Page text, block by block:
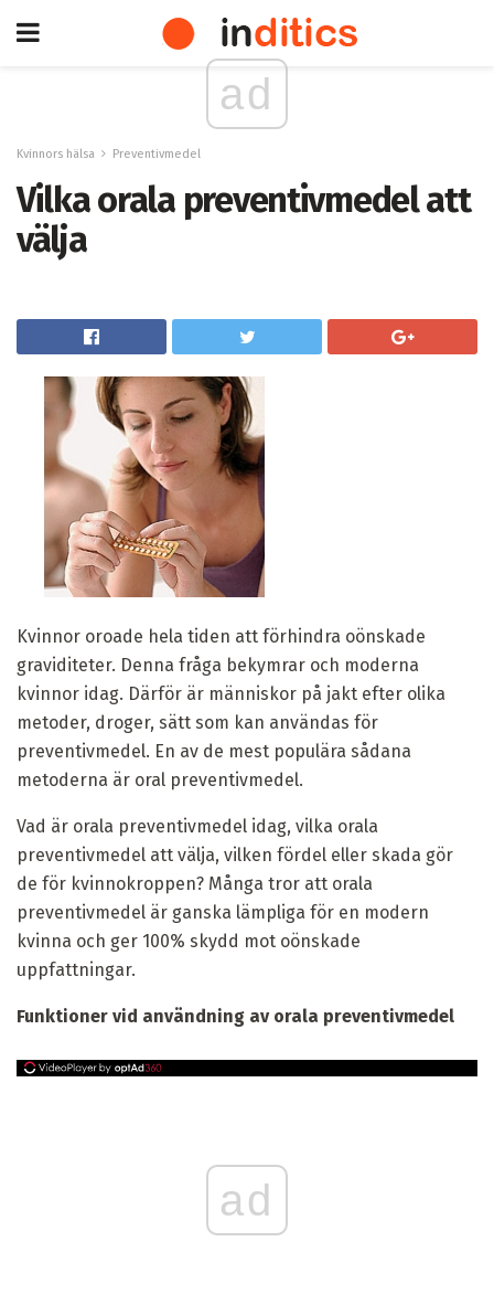
ad
Kvinnors hälsa Preventivmedel
Vilka orala preventivmedel att
välja
Kvinnor oroade hela tiden att förhindra oönskade
graviditeter. Denna fråga bekymrar och moderna
kvinnor idag. Därför är människor på jakt efter olika
metoder, droger, sätt som kan användas för
preventivmedel. En av de mest populära sådana
metoderna är oral preventivmedel.
Vad är orala preventivmedel idag, vilka orala
preventivmedel att välja, vilken fördel eller skada gör
de för kvinnokroppen? Många tror att orala
preventivmedel är ganska lämpliga för en modern
kvinna och ger 100% skydd mot oönskade
uppfattningar.
Funktioner vid användning av orala preventivmedel
ad